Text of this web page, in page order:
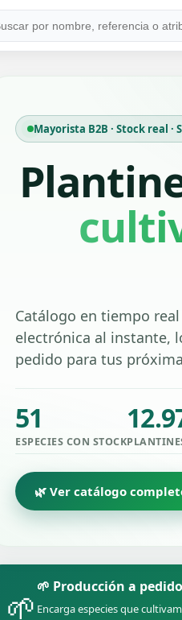
Mayorista B2B · Stock real
Catálogo en tiempo
electrónica al instante,
pedido para tus
51
ESPECIES CON STOCK
🌿 Ver catálogo
🌱 🌱 Producción a
Encarga especies que